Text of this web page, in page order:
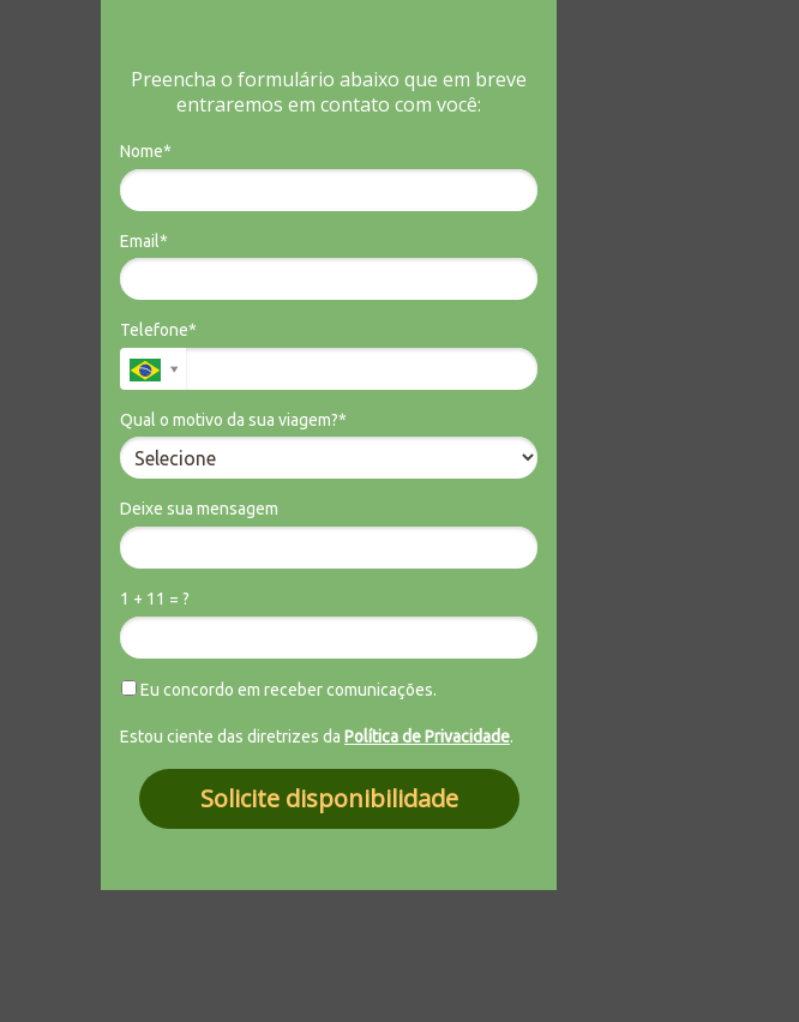
Preencha o formulário abaixo que em breve
entraremos em contato com você:
Nome*
Email*
Telefone*
Qual o motivo da sua viagem?*
Deixe sua mensagem
1 + 11 = ?
Eu concordo em receber comunicações.
Estou ciente das diretrizes da Política de Privacidade.
Solicite disponibilidade